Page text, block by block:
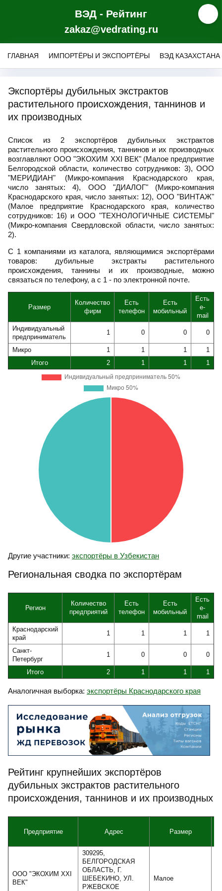
ВЭД - Рейтинг
zakaz@vedrating.ru
ГЛАВНАЯ ИМПОРТЁРЫ И ЭКСПОРТЁРЫ ВЭД КАЗАХСТАНА
Экспортёры дубильных экстрактов
растительного происхождения, таннинов и
их производных
Список из 2 экспортёров дубильных экстрактов
растительного происхождения, таннинов и их производных
возглавляют ООО "ЭКОХИМ ХХI ВЕК" (Малое предприятие
Белгородской области, количество сотрудников: 3), ООО
"МЕРИДИАН" (Микро-компания Краснодарского края,
число занятых: 4), ООО "ДИАЛОГ" (Микро-компания
Краснодарского края, число занятых: 12), ООО "ВИНТАЖ"
(Малое предприятие Краснодарского края, количество
сотрудников: 16) и ООО "ТЕХНОЛОГИЧНЫЕ СИСТЕМЫ"
(Микро-компания Свердловской области, число занятых:
2).
С 1 компаниями из каталога, являющимися экспортёрами
товаров: дубильные экстракты растительного
происхождения, таннины и их производные, можно
связаться по телефону, а с 1 - по электронной почте.
Размер
Количество
фирм
Есть
телефон
Есть
мобильный
Есть
e-
mail
Индивидуальный
предприниматель
1 0 0 0
Микро 1 1 1
1
Итого
2 1 1 1
Другие участники: экспортёры в Узбекистан
Региональная сводка по экспортёрам
Регион
Количество
предприятий
Есть
телефон
Есть
мобильный
Есть
e-
mail
Краснодарский
край
1 1 1 1
Санкт-
Петербург
1 0 0 0
Итого 2 1 1 1
Аналогичная выборка: экспортёры Краснодарского края
Рейтинг крупнейших экспортёров
дубильных экстрактов растительного
происхождения, таннинов и их производных
Предприятие Адрес Размер
ООО "ЭКОХИМ ХХI
ВЕК"
309295,
БЕЛГОРОДСКАЯ
ОБЛАСТЬ, Г.
ШЕБЕКИНО, УЛ.
РЖЕВСКОЕ
Малое